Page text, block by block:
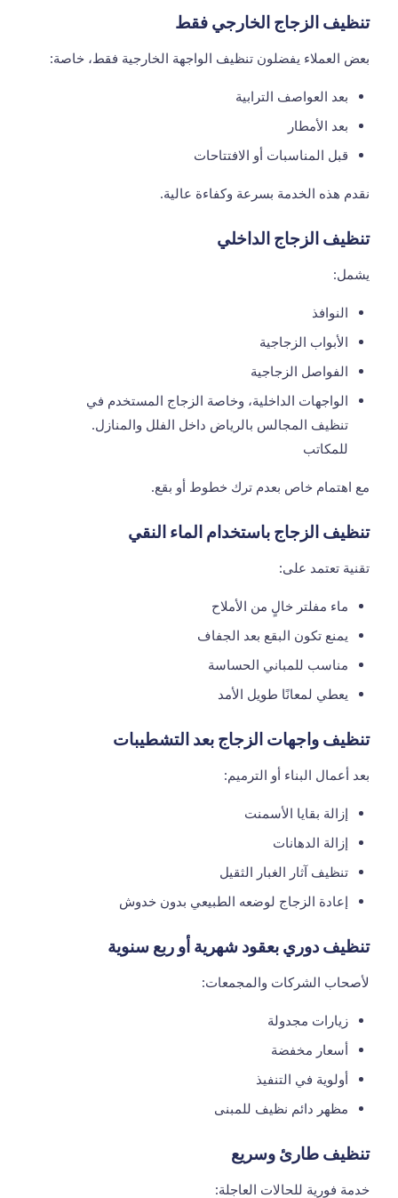
تنظيف الزجاج الخارجي فقط
بعض العملاء يفضلون تنظيف الواجهة الخارجية فقط، خاصة:
بعد العواصف الترابية
بعد الأمطار
قبل المناسبات أو الافتتاحات
نقدم هذه الخدمة بسرعة وكفاءة عالية.
تنظيف الزجاج الداخلي
يشمل:
النوافذ
الأبواب الزجاجية
الفواصل الزجاجية
الواجهات الداخلية، وخاصة الزجاج المستخدم في
تنظيف المجالس بالرياض داخل الفلل والمنازل.
للمكاتب
مع اهتمام خاص بعدم ترك خطوط أو بقع.
تنظيف الزجاج باستخدام الماء النقي
تقنية تعتمد على:
ماء مفلتر خالٍ من الأملاح
يمنع تكون البقع بعد الجفاف
مناسب للمباني الحساسة
يعطي لمعانًا طويل الأمد
تنظيف واجهات الزجاج بعد التشطيبات
بعد أعمال البناء أو الترميم:
إزالة بقايا الأسمنت
إزالة الدهانات
تنظيف آثار الغبار الثقيل
إعادة الزجاج لوضعه الطبيعي بدون خدوش
تنظيف دوري بعقود شهرية أو ربع سنوية
لأصحاب الشركات والمجمعات:
زيارات مجدولة
أسعار مخفضة
أولوية في التنفيذ
مظهر دائم نظيف للمبنى
تنظيف طارئ وسريع
خدمة فورية للحالات العاجلة: